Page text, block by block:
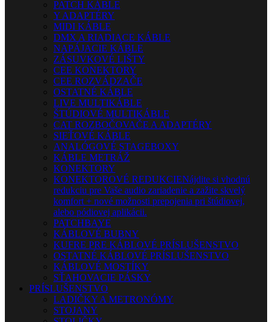
PATCH KÁBLE
Y ADAPTÉRY
MIDI KÁBLE
DMX A RIADIACE KÁBLE
NAPÁJACIE KÁBLE
ZÁSUVKOVÉ LIŠTY
CEE KONEKTORY
CEE ROZVÁDZAČE
OSTATNÉ KÁBLE
LIVE MULTIKÁBLE
ŠTÚDIOVÉ MULTIKÁBLE
CAT ROZBOČOVAČE A ADAPTÉRY
SIEŤOVÉ KÁBLE
ANALÓGOVÉ STAGEBOXY
KÁBLE METRÁŽ
KONEKTORY
KONEKTOROVÉ REDUKCIENájdite si vhodnú
redukciu pre Vaše audio zariadenie a zažite skvelý
komfort + nové možnosti prepojenia pri štúdiovej,
alebo pódiovej aplikácii.
PATCHBAYE
KÁBLOVÉ BUBNY
KUFRE PRE KÁBLOVÉ PRÍSLUŠENSTVO
OSTATNÉ KÁBLOVÉ PRÍSLUŠENSTVO
KÁBLOVÉ MOSTÍKY
SŤAHOVACIE PÁSKY
PRÍSLUŠENSTVO
LADIČKY A METRONÓMY
STOJANY